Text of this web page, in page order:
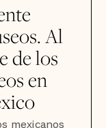
Al
de los
en
mexicanos